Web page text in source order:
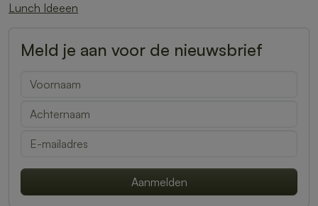
Lunch Ideeen
Meld je aan voor de nieuwsbrief
Aanmelden